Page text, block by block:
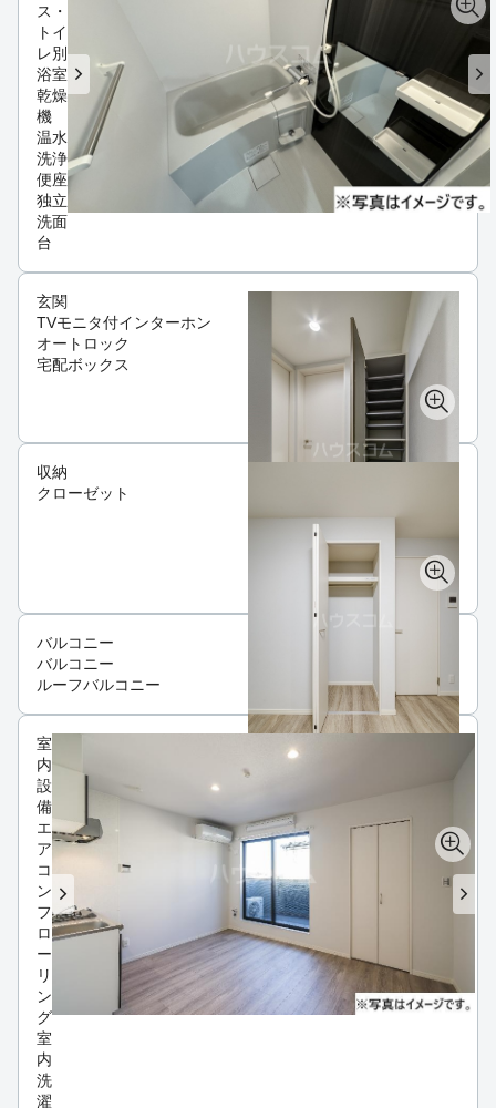
ス・
トイ
レ別
浴室
乾燥
機
温水
洗浄
便座
独立
洗面
台
玄関
TVモニタ付インターホン
オートロック
宅配ボックス
収納
クローゼット
バルコニー
バルコニー
ルーフバルコニー
室
内
設
備
エ
ア
コ
ン
フ
ロ
ー
リ
ン
グ
室
内
洗
濯